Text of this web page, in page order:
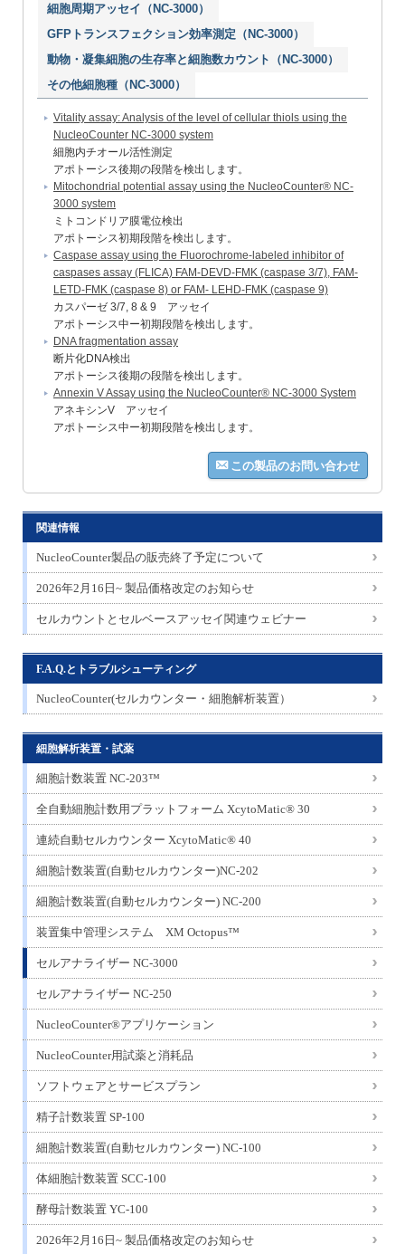
細胞周期アッセイ（NC-3000）
GFPトランスフェクション効率測定（NC-3000）
動物・凝集細胞の生存率と細胞数カウント（NC-3000）
その他細胞種（NC-3000）
Vitality assay: Analysis of the level of cellular thiols using the
NucleoCounter NC-3000 system
細胞内チオール活性測定
アポトーシス後期の段階を検出します。
Mitochondrial potential assay using the NucleoCounter® NC-
3000 system
ミトコンドリア膜電位検出
アポトーシス初期段階を検出します。
Caspase assay using the Fluorochrome-labeled inhibitor of
caspases assay (FLICA) FAM-DEVD-FMK (caspase 3/7), FAM-
LETD-FMK (caspase 8) or FAM- LEHD-FMK (caspase 9)
カスパーゼ 3/7, 8 & 9 アッセイ
アポトーシス中ー初期段階を検出します。
DNA fragmentation assay
断片化DNA検出
アポトーシス後期の段階を検出します。
Annexin V Assay using the NucleoCounter® NC-3000 System
アネキシンV アッセイ
アポトーシス中ー初期段階を検出します。
この製品のお問い合わせ
関連情報
NucleoCounter製品の販売終了予定について
2026年2月16日~ 製品価格改定のお知らせ
セルカウントとセルベースアッセイ関連ウェビナー
F.A.Q.とトラブルシューティング
NucleoCounter(セルカウンター・細胞解析装置）
細胞解析装置・試薬
細胞計数装置 NC-203™
全自動細胞計数用プラットフォーム XcytoMatic® 30
連続自動セルカウンター XcytoMatic® 40
細胞計数装置(自動セルカウンター)NC-202
細胞計数装置(自動セルカウンター) NC-200
装置集中管理システム XM Octopus™
セルアナライザー NC-3000
セルアナライザー NC-250
NucleoCounter®アプリケーション
NucleoCounter用試薬と消耗品
ソフトウェアとサービスプラン
精子計数装置 SP-100
細胞計数装置(自動セルカウンター) NC-100
体細胞計数装置 SCC-100
酵母計数装置 YC-100
2026年2月16日~ 製品価格改定のお知らせ